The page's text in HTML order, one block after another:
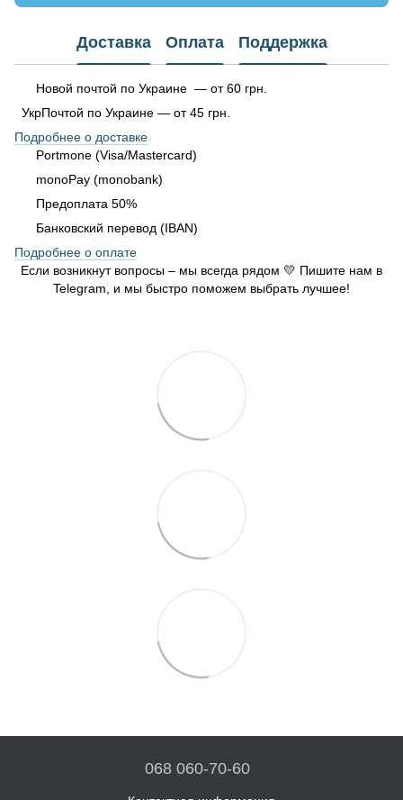
Доставка Оплата Поддержка
Новой почтой по Украине — от 60 грн.
УкрПочтой по Украине — от 45 грн.
Подробнее о доставке
Portmone (Visa/Mastercard)
monoPay (monobank)
Предоплата 50%
Банковский перевод (IBAN)
Подробнее о оплате
Если возникнут вопросы – мы всегда рядом 💛 Пишите нам в
Telegram, и мы быстро поможем выбрать лучшее!
068 060-70-60